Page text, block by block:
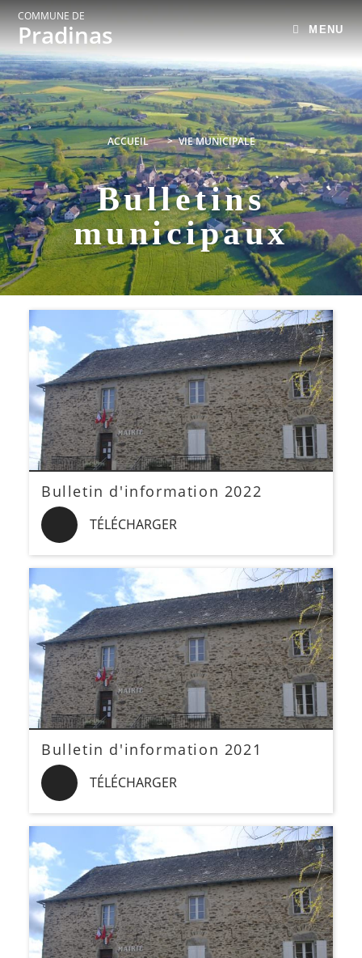
COMMUNE DE
Pradinas MENU
ACCUEIL > VIE MUNICIPALE
Bulletins
municipaux
Bulletin d'information 2022
TÉLÉCHARGER
Bulletin d'information 2021
TÉLÉCHARGER